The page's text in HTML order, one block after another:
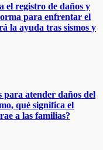
el registro de daños y
para enfrentar el
la ayuda tras sismos y
para atender daños del
qué significa el
a las familias?